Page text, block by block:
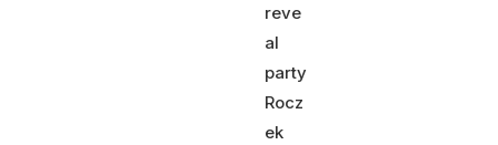
reve
al
party
Rocz
ek